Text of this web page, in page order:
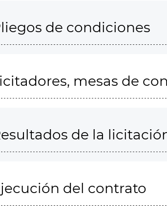
de condiciones
mesas de
de la
del contrato